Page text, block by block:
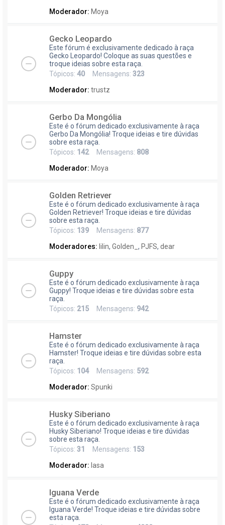
Moderador: Moya
Gecko Leopardo
Este fórum é exclusivamente dedicado à raça
Gecko Leopardo! Coloque as suas questões e
troque ideias sobre esta raça.
Tópicos: 40 Mensagens: 323
Moderador: trustz
Gerbo Da Mongólia
Este é o fórum dedicado exclusivamente à raça
Gerbo Da Mongólia! Troque ideias e tire dúvidas
sobre esta raça.
Tópicos: 142Mensagens: 808
Moderador: Moya
Golden Retriever
Este é o fórum dedicado exclusivamente à raça
Golden Retriever! Troque ideias e tire dúvidas
sobre esta raça.
Tópicos: 139 Mensagens: 877
Moderadores: lilin, Golden_ , PJFS, dear
Guppy
Este é o fórum dedicado exclusivamente à raça
Guppy! Troque ideias e tire dúvidas sobre esta
raça.
Tópicos: 215 Mensagens: 942
Hamster
Este é o fórum dedicado exclusivamente à raça
Hamster! Troque ideias e tire dúvidas sobre esta
raça.
Tópicos: 104Mensagens: 592
Moderador: Spunki
Husky Siberiano
Este é o fórum dedicado exclusivamente à raça
Husky Siberiano! Troque ideias e tire dúvidas
sobre esta raça.
Tópicos: 31 Mensagens: 153
Moderador: lasa
Iguana Verde
Este é o fórum dedicado exclusivamente à raça
Iguana Verde! Troque ideias e tire dúvidas sobre
esta raça.